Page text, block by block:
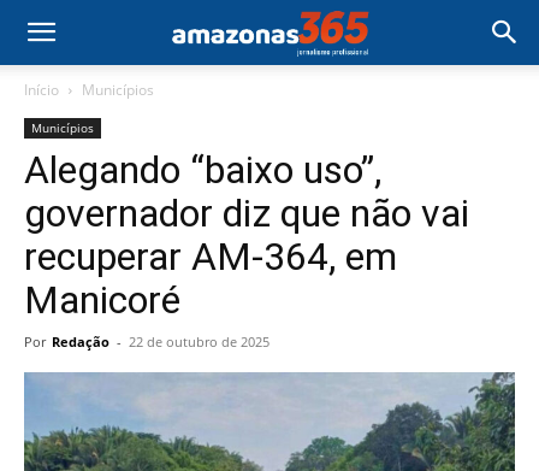
Início Municípios
Municípios
Alegando “baixo uso”,
governador diz que não vai
recuperar AM-364, em
Manicoré
Por Redação - 22 de outubro de 2025